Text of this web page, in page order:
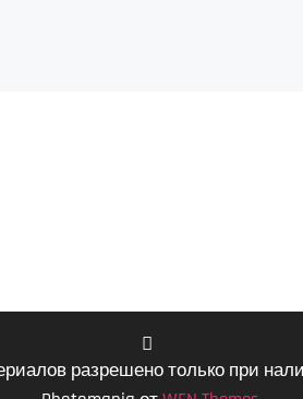
VK
разрешено только при